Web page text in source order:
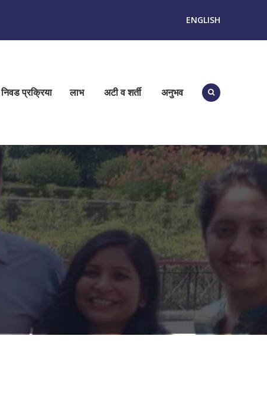
ENGLISH
निवड प्रक्रिया लाभ अटी व शर्ती अनुभव